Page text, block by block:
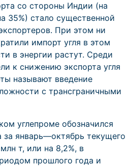
со стороны Индии (на
35%) стало существенной
При этом ни
импорт угля в этом
в энергии растут. Среди
к снижению экспорта угля
называют введение
с трансграничными
углепроме обозначился
январь—октябрь текущего
т, или на 8,2%, в
прошлого года и